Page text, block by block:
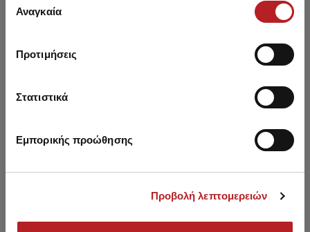
των υπηρεσιών τους.
συγκατάθεσης
Αναγκαία
Προτιμήσεις
Στατιστικά
Εμπορικής προώθησης
Προβολή λεπτομερειών
HOT OFFER